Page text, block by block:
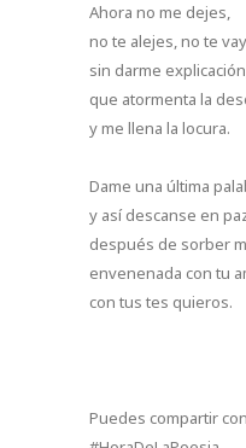
Ahora no me dejes,
no te alejes, no te
sin darme
que atormenta la
y me llena la locura.
Dame una última
y así descanse en
después de sorber
envenenada con tu
con tus tes quieros.
Puedes compartir